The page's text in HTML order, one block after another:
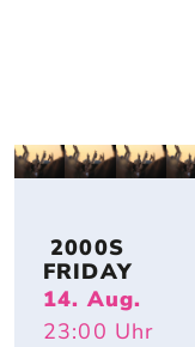
2000S
FRIDAY
14. Aug.
23:00 Uhr